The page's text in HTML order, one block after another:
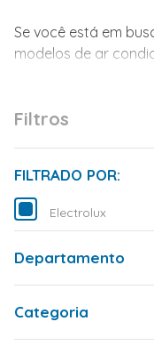
Se você está em
modelos de ar
Filtros
FILTRADO POR:
Electrolux
Departamento
Eletroportáteis
Categoria